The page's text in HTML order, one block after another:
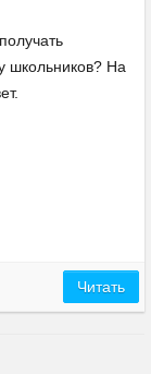
школьников? На
Читать